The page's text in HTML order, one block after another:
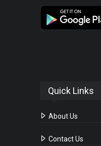
Quick Links
About Us
Contact Us